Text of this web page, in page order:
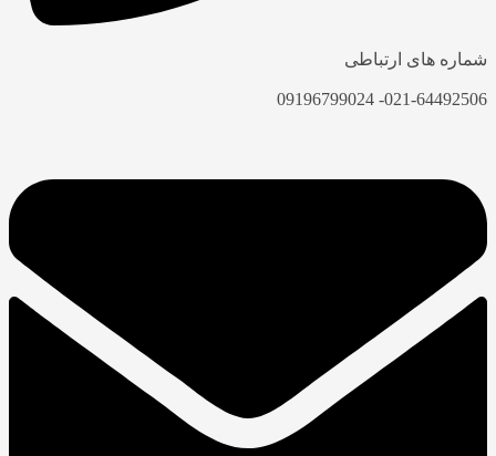
شماره های ارتباطی
021-64492506- 09196799024